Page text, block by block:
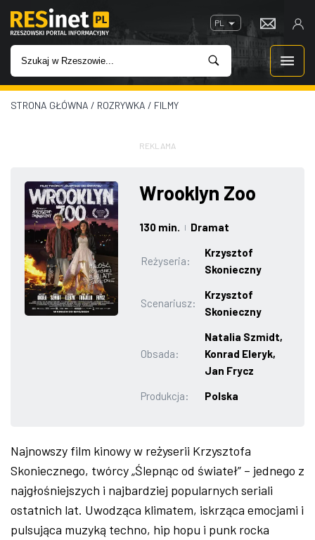
PL
WIADOMOŚCI
IMPREZY
ROZRYWKA
W KINACH
GASTRONOMIA
STRONA GŁÓWNA / ROZRYWKA / FILMY
REKLAMA
Wrooklyn Zoo
130 min. | Dramat
Reżyseria:
Krzysztof
Skonieczny
Scenariusz:
Krzysztof
Skonieczny
Obsada:
Natalia Szmidt,
Konrad Eleryk,
Jan Frycz
Produkcja:
Polska
Najnowszy film kinowy w reżyserii Krzysztofa
Skoniecznego, twórcy „Ślepnąc od świateł” – jednego z
najgłośniejszych i najbardziej popularnych seriali
ostatnich lat. Uwodząca klimatem, iskrząca emocjami i
pulsująca muzyką techno, hip hopu i punk rocka